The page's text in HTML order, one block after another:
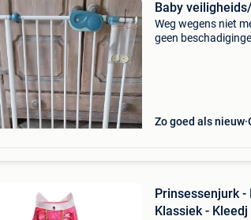
Baby
Weg wegens niet
geen
Zo goed als nieuw
Prinsessenjurk -
Klassiek - Kleedj